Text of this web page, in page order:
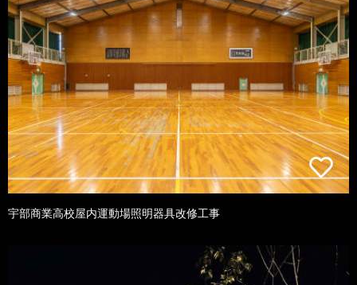
宇部商業高校屋内運動場照明器具改修工事